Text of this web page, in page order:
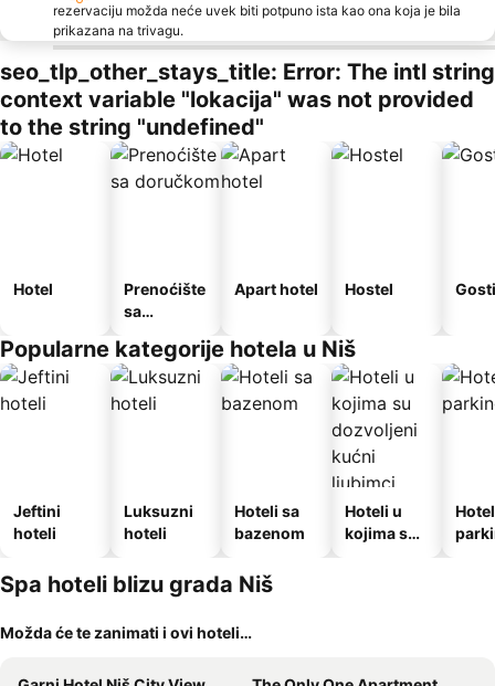
rezervaciju možda neće uvek biti potpuno ista kao ona koja je bila
prikazana na trivagu.
seo_tlp_other_stays_title: Error: The intl string
context variable "lokacija" was not provided
to the string "undefined"
Hotel
Prenoćište
sa
Apart hotel Hostel
Popularne kategorije hotela u Niš
Jeftini
hoteli
Luksuzni
hoteli
Hoteli sa
bazenom
Hoteli u
kojima su
Spa hoteli blizu grada Niš
Možda će te zanimati i ovi hoteli…